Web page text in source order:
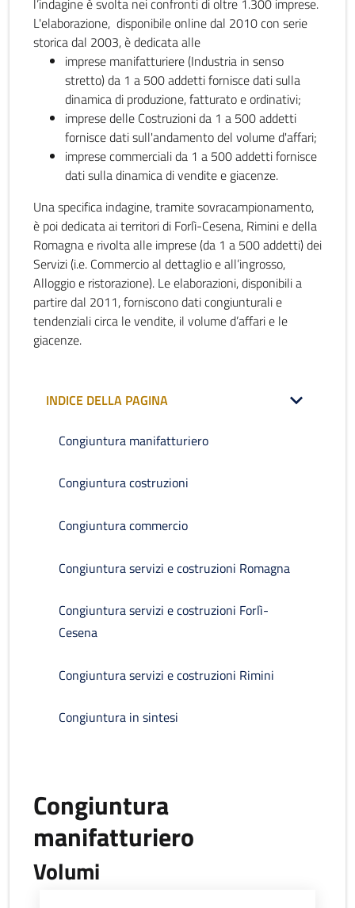
l’indagine è svolta nei confronti di oltre 1.300 imprese.
L'elaborazione, disponibile online dal 2010 con serie
storica dal 2003, è dedicata alle
imprese manifatturiere (Industria in senso
stretto) da 1 a 500 addetti fornisce dati sulla
dinamica di produzione, fatturato e ordinativi;
imprese delle Costruzioni da 1 a 500 addetti
fornisce dati sull'andamento del volume d'affari;
imprese commerciali da 1 a 500 addetti fornisce
dati sulla dinamica di vendite e giacenze.
Una specifica indagine, tramite sovracampionamento,
è poi dedicata ai territori di Forlì-Cesena, Rimini e della
Romagna e rivolta alle imprese (da 1 a 500 addetti) dei
Servizi (i.e. Commercio al dettaglio e all’ingrosso,
Alloggio e ristorazione). Le elaborazioni, disponibili a
partire dal 2011, forniscono dati congiunturali e
tendenziali circa le vendite, il volume d’affari e le
giacenze.
INDICE DELLA PAGINA
Congiuntura manifatturiero
Congiuntura costruzioni
Congiuntura commercio
Congiuntura servizi e costruzioni Romagna
Congiuntura servizi e costruzioni Forlì-
Cesena
Congiuntura servizi e costruzioni Rimini
Congiuntura in sintesi
Congiuntura
manifatturiero
Volumi